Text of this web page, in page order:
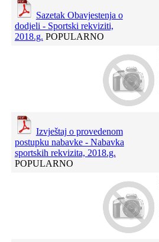
Sazetak Obavjestenja o
dodjeli - Sportski rekviziti,
2018.g. POPULARNO
Izvještaj o provedenom
postupku nabavke - Nabavka
sportskih rekvizita, 2018.g.
POPULARNO